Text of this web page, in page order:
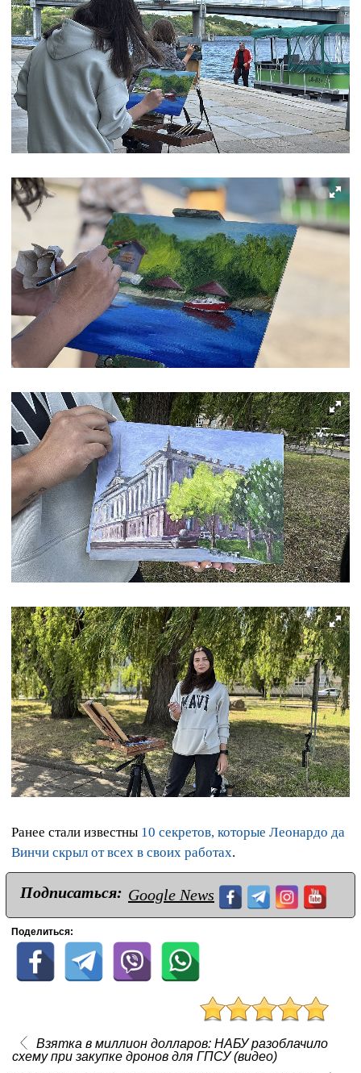
Ранее стали известны 10 секретов, которые Леонардо да
Винчи скрыл от всех в своих работах.
Подписаться: Google News
Поделиться:
Взятка в миллион долларов: НАБУ разоблачило
схему при закупке дронов для ГПСУ (видео)